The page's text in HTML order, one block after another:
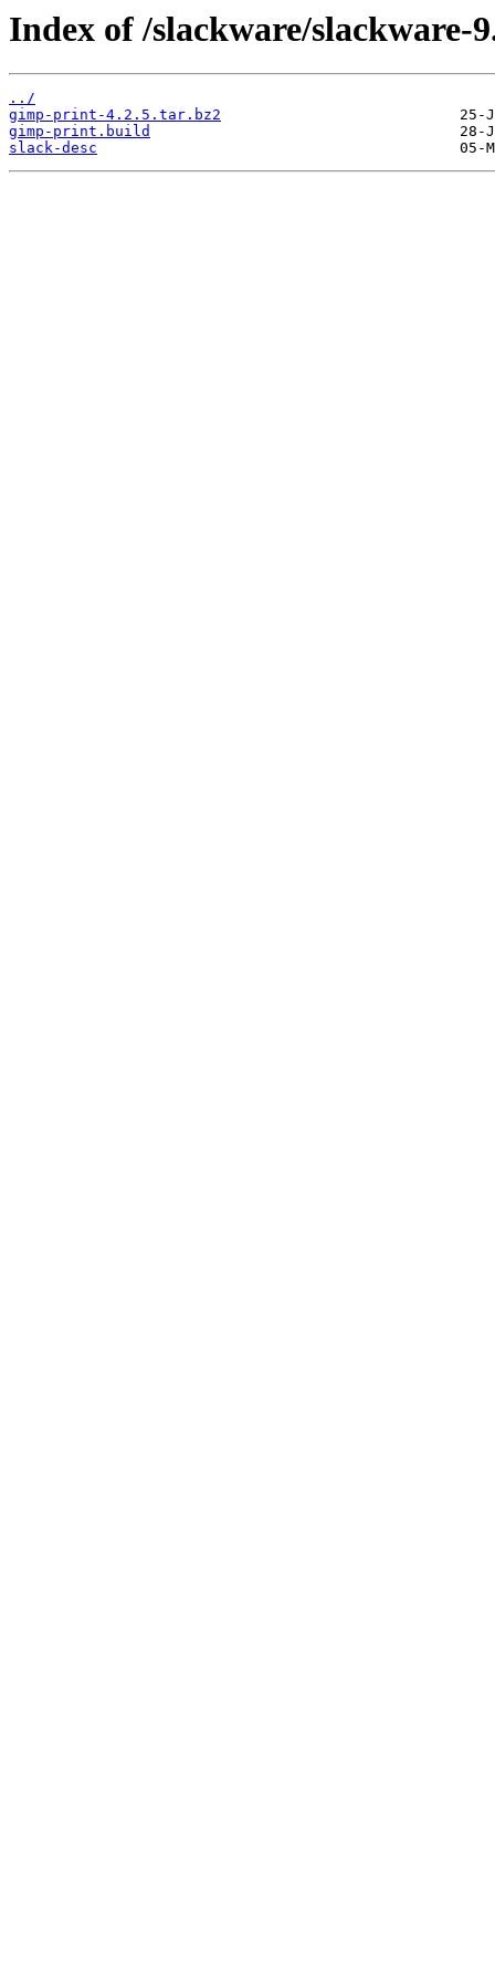
Index of /slackware/slackware-
../
gimp-print-4.2.5.tar.bz2
gimp-print.build
slack-desc